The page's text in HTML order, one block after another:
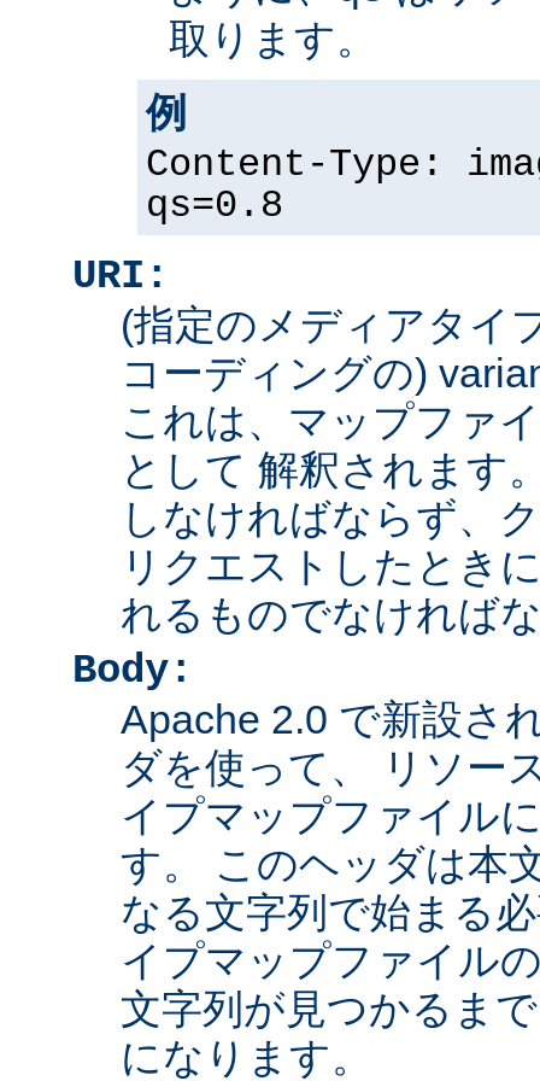
取ります。
例
Content-Type:
qs=0.8
URI:
(指定のメディアタイ
コーディングの)
これは、マップファ
として 解釈されます
しなければならず、
リクエストしたとき
れるものでなければ
Body:
Apache 2.0 で新設さ
ダを使って、 リソー
イプマップファイル
す。 このヘッダは本
なる文字列で始まる
イプマップファイル
文字列が見つかるま
になります。